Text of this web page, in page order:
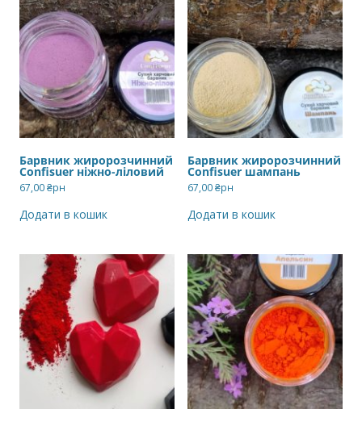
Барвник жиророзчинний
Confisuer ніжно-ліловий
67,00₴рн
Додати в кошик
Барвник жиророзчинний
Confisuer шампань
67,00₴рн
Додати в кошик